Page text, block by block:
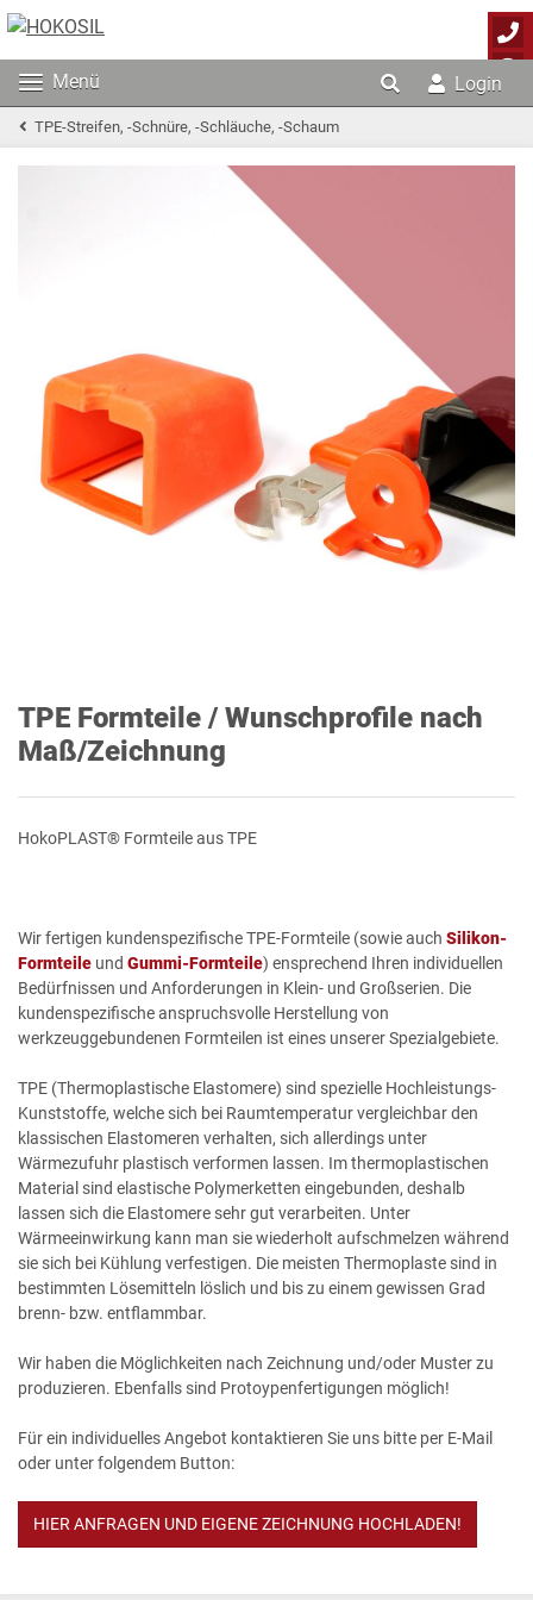
Menü Login
TPE-Streifen, -Schnüre, -Schläuche, -Schaum
TPE Formteile / Wunschprofile nach
Maß/Zeichnung
HokoPLAST® Formteile aus TPE
Wir fertigen kundenspezifische TPE-Formteile (sowie auch Silikon-
Formteile und Gummi-Formteile) ensprechend Ihren individuellen
Bedürfnissen und Anforderungen in Klein- und Großserien. Die
kundenspezifische anspruchsvolle Herstellung von
werkzeuggebundenen Formteilen ist eines unserer Spezialgebiete.
TPE (Thermoplastische Elastomere) sind spezielle Hochleistungs-
Kunststoffe, welche sich bei Raumtemperatur vergleichbar den
klassischen Elastomeren verhalten, sich allerdings unter
Wärmezufuhr plastisch verformen lassen. Im thermoplastischen
Material sind elastische Polymerketten eingebunden, deshalb
lassen sich die Elastomere sehr gut verarbeiten. Unter
Wärmeeinwirkung kann man sie wiederholt aufschmelzen während
sie sich bei Kühlung verfestigen. Die meisten Thermoplaste sind in
bestimmten Lösemitteln löslich und bis zu einem gewissen Grad
brenn- bzw. entflammbar.
Wir haben die Möglichkeiten nach Zeichnung und/oder Muster zu
produzieren. Ebenfalls sind Protoypenfertigungen möglich!
Für ein individuelles Angebot kontaktieren Sie uns bitte per E-Mail
oder unter folgendem Button:
HIER ANFRAGEN UND EIGENE ZEICHNUNG HOCHLADEN!